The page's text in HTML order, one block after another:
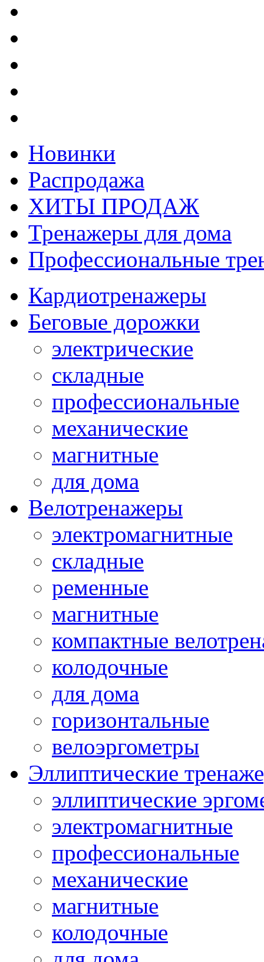
Новинки
Распродажа
ХИТЫ ПРОДАЖ
Тренажеры для дома
Профессиональные
Кардиотренажеры
Беговые дорожки
электрические
складные
профессиональные
механические
магнитные
для дома
Велотренажеры
электромагнитные
складные
ременные
магнитные
компактные
колодочные
для дома
горизонтальные
велоэргометры
Эллиптические
эллиптические
электромагнитные
профессиональные
механические
магнитные
колодочные